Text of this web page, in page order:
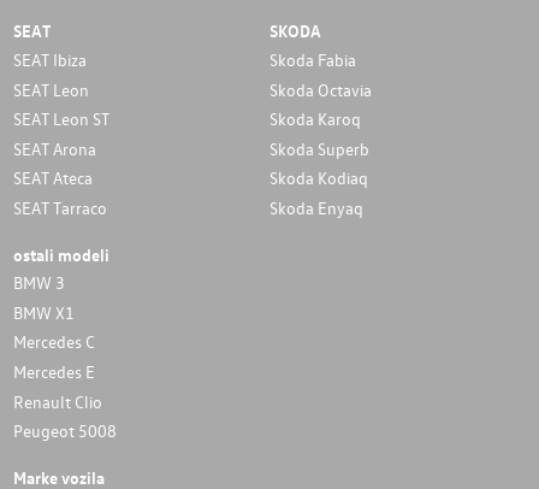
SEAT
SEAT Ibiza
SEAT Leon
SEAT Leon ST
SEAT Arona
SEAT Ateca
SEAT Tarraco
SKODA
Skoda Fabia
Skoda Octavia
Skoda Karoq
Skoda Superb
Skoda Kodiaq
Skoda Enyaq
ostali modeli
BMW 3
BMW X1
Mercedes C
Mercedes E
Renault Clio
Peugeot 5008
Marke vozila